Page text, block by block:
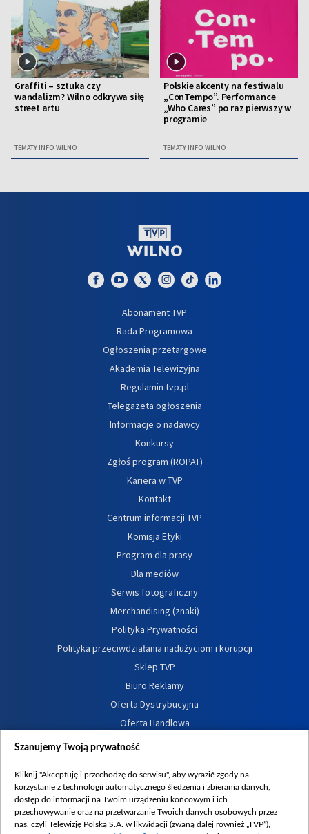
Graffiti – sztuka czy
wandalizm? Wilno odkrywa siłę
street artu
TEMATY INFO WILNO
Polskie akcenty na festiwalu
„ConTempo”. Performance
„Who Cares” po raz pierwszy w
programie
TEMATY INFO WILNO
Abonament TVP
Rada Programowa
Ogłoszenia przetargowe
Akademia Telewizyjna
Regulamin tvp.pl
Telegazeta ogłoszenia
Informacje o nadawcy
Konkursy
Zgłoś program (ROPAT)
Kariera w TVP
Kontakt
Centrum informacji TVP
Komisja Etyki
Program dla prasy
Dla mediów
Serwis fotograficzny
Merchandising (znaki)
Polityka Prywatności
Polityka przeciwdziałania nadużyciom i korupcji
Sklep TVP
Biuro Reklamy
Oferta Dystrybucyjna
Oferta Handlowa
Dostępność
Procedura zgłoszeń wewnętrznych
Szanujemy Twoją prywatność
Kliknij "Akceptuję i przechodzę do serwisu", aby wyrazić zgody na
korzystanie z technologii automatycznego śledzenia i zbierania danych,
dostęp do informacji na Twoim urządzeniu końcowym i ich
przechowywanie oraz na przetwarzanie Twoich danych osobowych przez
nas, czyli Telewizję Polską S.A. w likwidacji (zwaną dalej również „TVP”),